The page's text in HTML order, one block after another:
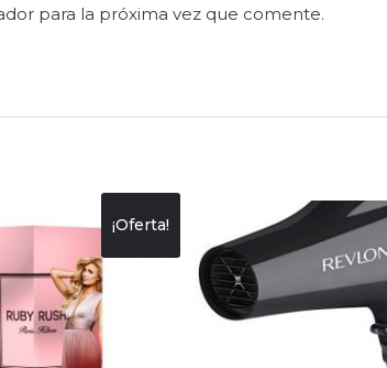
para la próxima vez que comente.
¡Oferta!